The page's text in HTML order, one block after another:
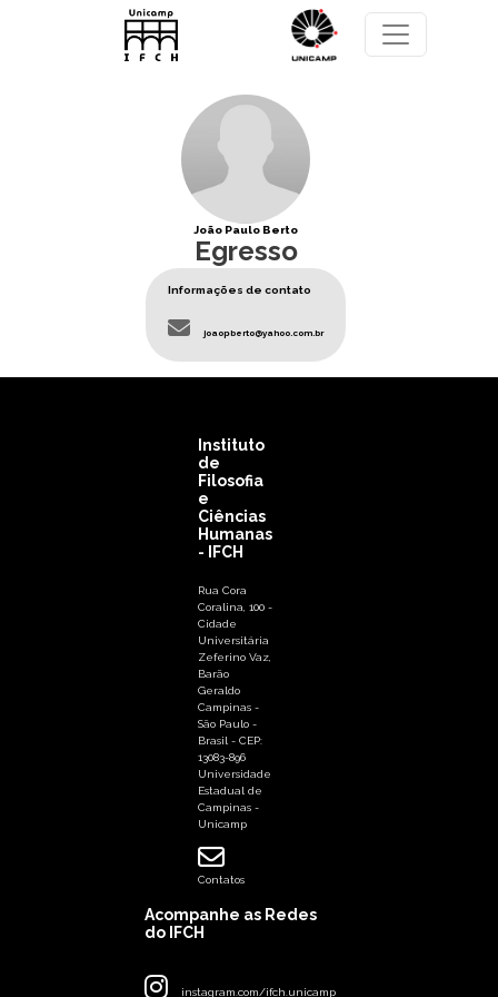
Pular para o conteúdo principal
João Paulo Berto
Egresso
Informações de contato
joaopberto@yahoo.com.br
Instituto
de
Filosofia
e
Ciências
Humanas
- IFCH
Rua Cora
Coralina, 100 -
Cidade
Universitária
Zeferino Vaz,
Barão
Geraldo
Campinas -
São Paulo -
Brasil - CEP:
13083-896
Universidade
Estadual de
Campinas -
Unicamp
Contatos
Acompanhe as Redes
do IFCH
instagram.com/ifch.unicamp